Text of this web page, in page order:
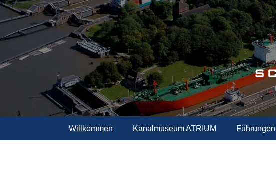
Zum
Inhalt
springen
Willkommen Kanalmuseum ATRIUM Führungen